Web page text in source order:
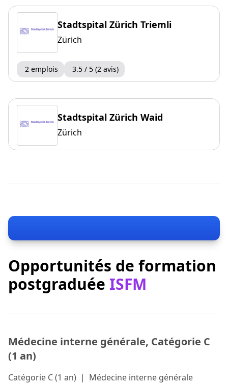
Stadtspital Zürich Triemli
Zürich
2 emplois 3.5 / 5 (2 avis)
Stadtspital Zürich Waid
Zürich
Opportunités de formation
postgraduée ISFM
Médecine interne générale, Catégorie C
(1 an)
Catégorie C (1 an) | Médecine interne générale